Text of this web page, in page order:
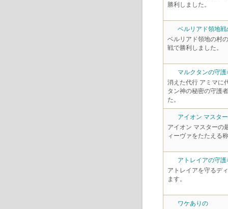
勝利しました。
ベルリアド領地戦
ベルリアド領地の村
戦で勝利しました。
マルクタンの守護
消えた代行 アミマに
タン神の秘密の守護
た。
アイオン マスタ
アイオン マスターの
ィーヴァをたたえる
アトレイアの守護
アトレイアを守るデ
ます。
ワケありの